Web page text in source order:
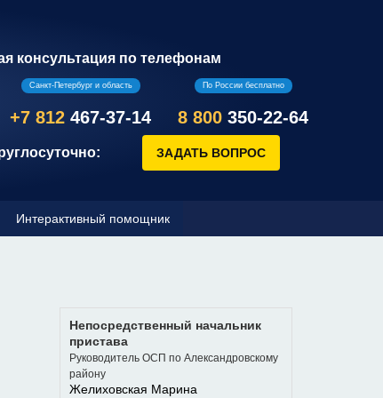
консультация по телефонам
Санкт-Петербург и область
+7 812 467-37-14
По России бесплатно
8 800 350-22-64
Интерактивный помощник
Непосредственный начальник
пристава
Руководитель ОСП по Александровскому
району
Желиховская Марина